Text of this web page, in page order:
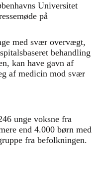
Universitet
på
med svær overvægt,
behandling
kan have gavn af
af medicin mod svær
unge voksne fra
end 4.000 børn med
fra befolkningen.